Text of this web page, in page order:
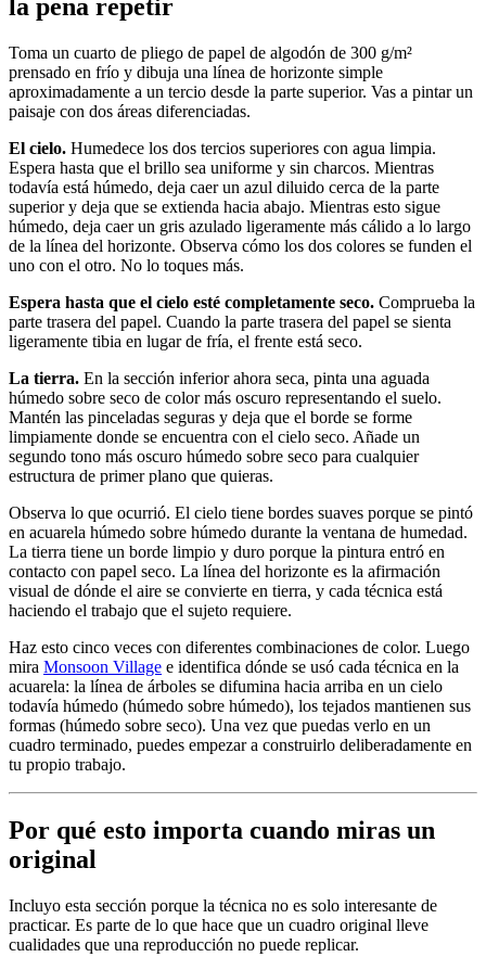
la pena repetir
Toma un cuarto de pliego de papel de algodón de 300 g/m²
prensado en frío y dibuja una línea de horizonte simple
aproximadamente a un tercio desde la parte superior. Vas a pintar un
paisaje con dos áreas diferenciadas.
El cielo. Humedece los dos tercios superiores con agua limpia.
Espera hasta que el brillo sea uniforme y sin charcos. Mientras
todavía está húmedo, deja caer un azul diluido cerca de la parte
superior y deja que se extienda hacia abajo. Mientras esto sigue
húmedo, deja caer un gris azulado ligeramente más cálido a lo largo
de la línea del horizonte. Observa cómo los dos colores se funden el
uno con el otro. No lo toques más.
Espera hasta que el cielo esté completamente seco. Comprueba la
parte trasera del papel. Cuando la parte trasera del papel se sienta
ligeramente tibia en lugar de fría, el frente está seco.
La tierra. En la sección inferior ahora seca, pinta una aguada
húmedo sobre seco de color más oscuro representando el suelo.
Mantén las pinceladas seguras y deja que el borde se forme
limpiamente donde se encuentra con el cielo seco. Añade un
segundo tono más oscuro húmedo sobre seco para cualquier
estructura de primer plano que quieras.
Observa lo que ocurrió. El cielo tiene bordes suaves porque se pintó
en acuarela húmedo sobre húmedo durante la ventana de humedad.
La tierra tiene un borde limpio y duro porque la pintura entró en
contacto con papel seco. La línea del horizonte es la afirmación
visual de dónde el aire se convierte en tierra, y cada técnica está
haciendo el trabajo que el sujeto requiere.
Haz esto cinco veces con diferentes combinaciones de color. Luego
mira Monsoon Village e identifica dónde se usó cada técnica en la
acuarela: la línea de árboles se difumina hacia arriba en un cielo
todavía húmedo (húmedo sobre húmedo), los tejados mantienen sus
formas (húmedo sobre seco). Una vez que puedas verlo en un
cuadro terminado, puedes empezar a construirlo deliberadamente en
tu propio trabajo.
Por qué esto importa cuando miras un
original
Incluyo esta sección porque la técnica no es solo interesante de
practicar. Es parte de lo que hace que un cuadro original lleve
cualidades que una reproducción no puede replicar.